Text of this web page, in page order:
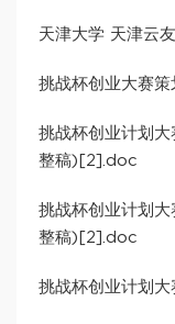
天津大学 天津云
挑战杯创业大赛
挑战杯创业计划
整稿)[2].doc
挑战杯创业计划
整稿)[2].doc
挑战杯创业计划